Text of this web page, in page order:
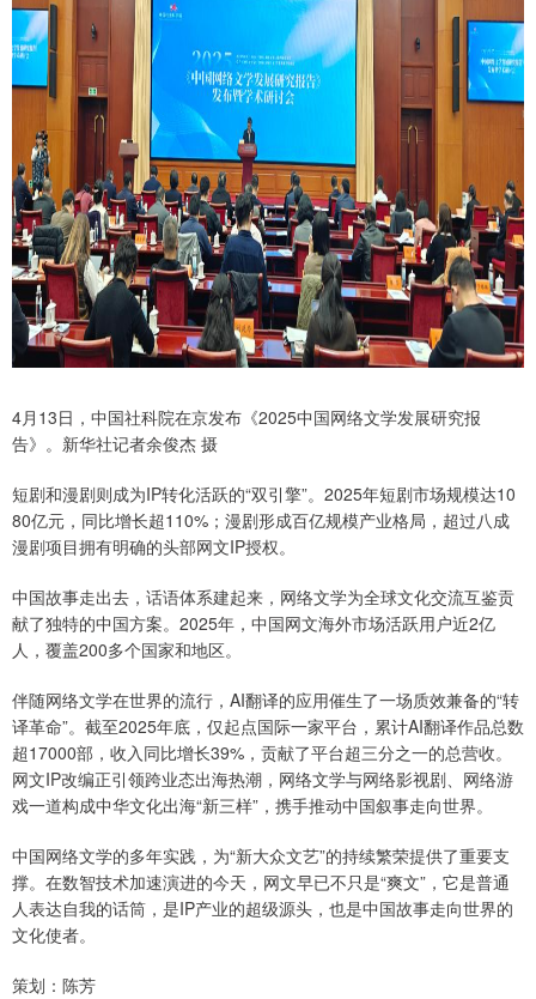
4月13日，中国社科院在京发布《2025中国网络文学发展研究报
告》。新华社记者余俊杰 摄
短剧和漫剧则成为IP转化活跃的“双引擎”。2025年短剧市场规模达10
80亿元，同比增长超110%；漫剧形成百亿规模产业格局，超过八成
漫剧项目拥有明确的头部网文IP授权。
中国故事走出去，话语体系建起来，网络文学为全球文化交流互鉴贡
献了独特的中国方案。2025年，中国网文海外市场活跃用户近2亿
人，覆盖200多个国家和地区。
伴随网络文学在世界的流行，AI翻译的应用催生了一场质效兼备的“转
译革命”。截至2025年底，仅起点国际一家平台，累计AI翻译作品总数
超17000部，收入同比增长39%，贡献了平台超三分之一的总营收。
网文IP改编正引领跨业态出海热潮，网络文学与网络影视剧、网络游
戏一道构成中华文化出海“新三样”，携手推动中国叙事走向世界。
中国网络文学的多年实践，为“新大众文艺”的持续繁荣提供了重要支
撑。在数智技术加速演进的今天，网文早已不只是“爽文”，它是普通
人表达自我的话筒，是IP产业的超级源头，也是中国故事走向世界的
文化使者。
策划：陈芳